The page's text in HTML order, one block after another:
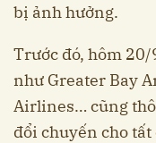
bị ảnh hưởng.
Trước đó, hôm
như Greater Bay
Airlines… cũng
đổi chuyến cho